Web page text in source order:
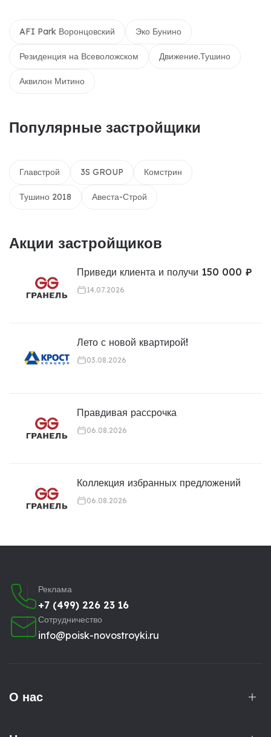
AFI Park Воронцовский Эко Бунино
Резиденция на Всеволожском Движение.Тушино
Аквилон Митино
Популярные застройщики
Главстрой 3S GROUP Комстрин
Тушино 2018 Авеста-Строй
Акции застройщиков
Приведи клиента и получи 150 000 ₽
14.07.2026
Лето с новой квартирой!
03.08.2026
Правдивая рассрочка
06.08.2026
Коллекция избранных предложений
06.08.2026
Реклама
+7 (499) 226 23 16
Сотрудничество
info@poisk-novostroyki.ru
О нас